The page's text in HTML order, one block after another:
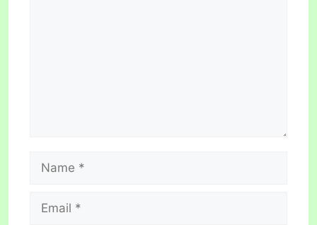
Name
Email